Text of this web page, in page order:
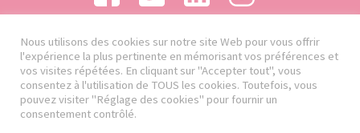
Nous utilisons des cookies sur notre site Web pour vous offrir
l'expérience la plus pertinente en mémorisant vos préférences et
vos visites répétées. En cliquant sur "Accepter tout", vous
consentez à l'utilisation de TOUS les cookies. Toutefois, vous
pouvez visiter "Réglage des cookies" pour fournir un
consentement contrôlé.